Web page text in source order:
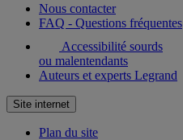
Nous contacter
FAQ - Questions fréquentes
Accessibilité sourds
ou malentendants
Auteurs et experts Legrand
Site internet
Plan du site